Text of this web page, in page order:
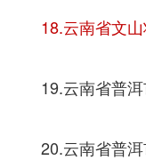
18.云南省文
19.云南省普
20.云南省普